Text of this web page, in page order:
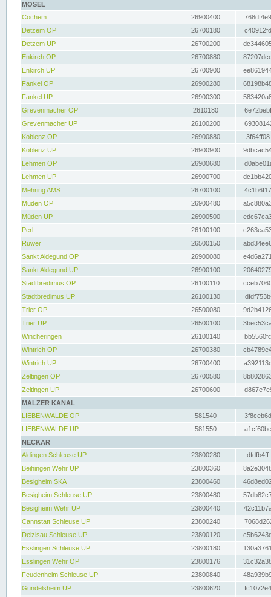
MOSEL
Cochem
26900400
Detzem OP
26700180
Detzem UP
26700200
Enkirch OP
26700880
Enkirch UP
26700900
Fankel OP
26900280
Fankel UP
26900300
Grevenmacher OP
2610180
Grevenmacher UP
26100200
Koblenz OP
26900880
Koblenz UP
26900900
Lehmen OP
26900680
Lehmen UP
26900700
Mehring AMS
26700100
Müden OP
26900480
Müden UP
26900500
Perl
26100100
Ruwer
26500150
Sankt Aldegund OP
26900080
Sankt Aldegund UP
26900100
Stadtbredimus OP
26100110
Stadtbredimus UP
26100130
Trier OP
26500080
Trier UP
26500100
Wincheringen
26100140
Wintrich OP
26700380
Wintrich UP
26700400
Zeltingen OP
26700580
Zeltingen UP
26700600
MALZER KANAL
LIEBENWALDE OP
581540
LIEBENWALDE UP
581550
NECKAR
Aldingen Schleuse UP
23800280
Beihingen Wehr UP
23800360
Besigheim SKA
23800460
Besigheim Schleuse UP
23800480
Besigheim Wehr UP
23800440
Cannstatt Schleuse UP
23800240
Deizisau Schleuse UP
23800120
Esslingen Schleuse UP
23800180
Esslingen Wehr OP
23800176
Feudenheim Schleuse UP
23800840
Gundelsheim UP
23800620